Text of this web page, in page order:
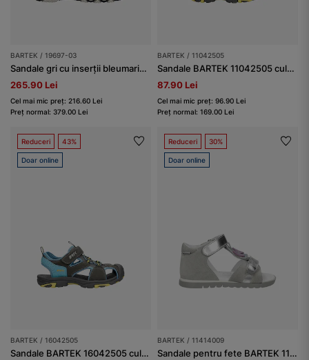
BARTEK / 19697-03
Sandale gri cu inserții bleumarin BARTEK 19697-03
265.90 Lei
Cel mai mic preț: 216.60 Lei
Preț normal: 379.00 Lei
BARTEK / 11042505
Sandale BARTEK 11042505 culoare gri-albastru și accente aurii
87.90 Lei
Cel mai mic preț: 96.90 Lei
Preț normal: 169.00 Lei
Reduceri 43%
Doar online
BARTEK / 16042505
Sandale BARTEK 16042505 culoare gri-albastru și accente galbene
Reduceri 30%
Doar online
BARTEK / 11414009
Sandale pentru fete BARTEK 11414009, gri